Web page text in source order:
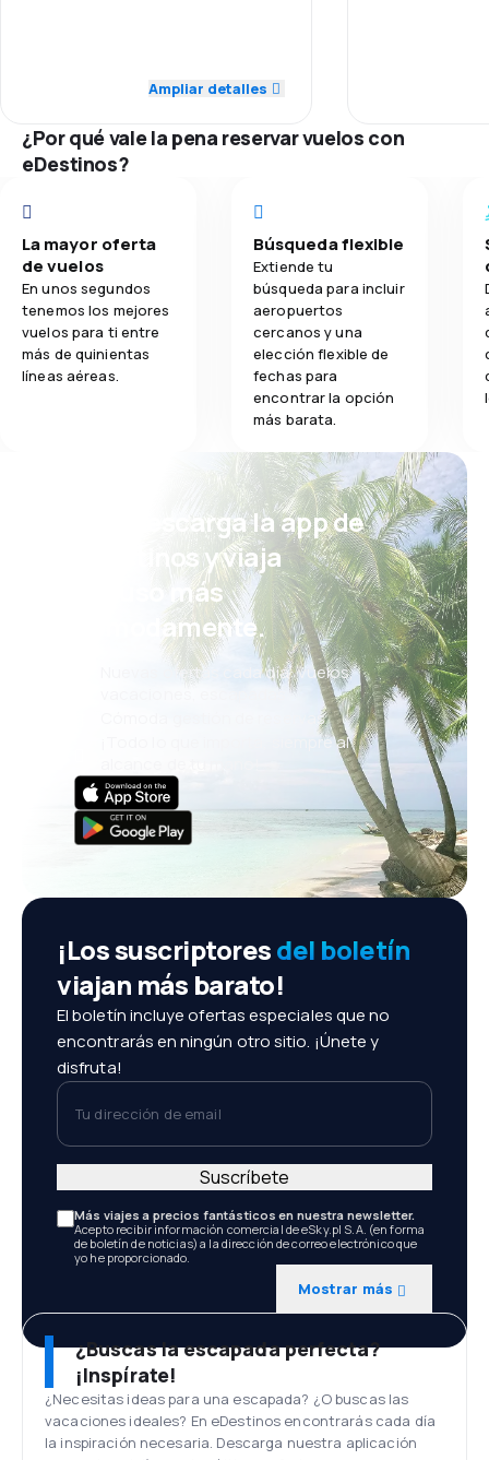
5,0
Red de vuelos 5,0
Comodidad del viaje 5,0
Transporte de equipaje 5,0
Comidas 4,0
Ampliar detalles
Transporte
¿Por qué vale la pena reservar vuelos con
eDestinos?
La mayor oferta
de vuelos
En unos segundos
tenemos los mejores
vuelos para ti entre
más de quinientas
líneas aéreas.
Búsqueda flexible
Extiende tu
búsqueda para incluir
aeropuertos
cercanos y una
elección flexible de
fechas para
encontrar la opción
más barata.
¡Eh! Descarga la app de
eDestinos y viaja
incluso más
cómodamente.
Nuevas ofertas cada día: vuelos,
vacaciones, escapadas
Cómoda gestión de reservas
¡Todo lo que importa, siempre al
¡Los suscriptoresdel boletín
viajan más barato!
El boletín incluye ofertas especiales que no
encontrarás en ningún otro sitio. ¡Únete y
disfruta!
Tu dirección de email
Más viajes a precios fantásticos en nuestra newsletter.
Acepto recibir información comercial de eSky.pl S.A. (en forma
de boletín de noticias) a la dirección de correo electrónico que
yo he proporcionado.
Mostrar más
Suscríbete
¿Buscas la escapada perfecta?
¡Inspírate!
¿Necesitas ideas para una escapada? ¿O buscas las
vacaciones ideales? En eDestinos encontrarás cada día
la inspiración necesaria. Descarga nuestra aplicación